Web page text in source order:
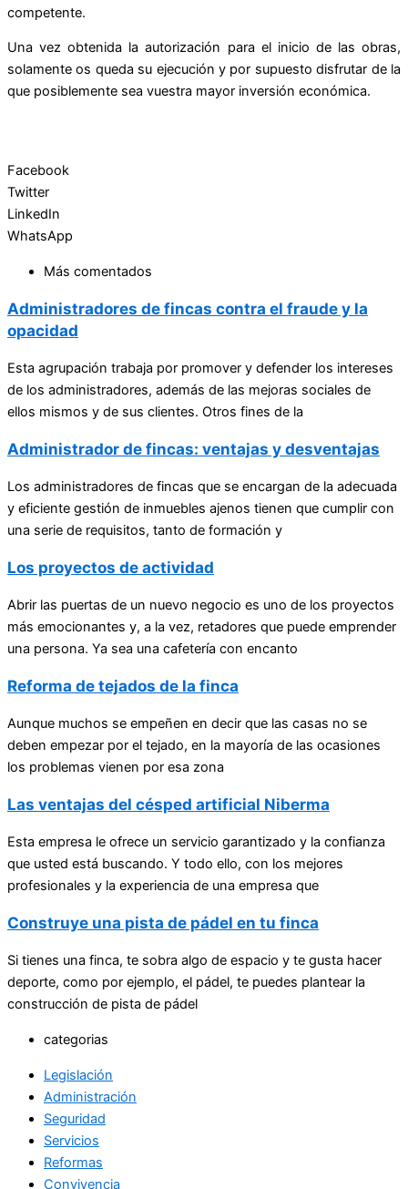
competente.
Una vez obtenida la autorización para el inicio de las obras,
solamente os queda su ejecución y por supuesto disfrutar de la
que posiblemente sea vuestra mayor inversión económica.
Facebook
Twitter
LinkedIn
WhatsApp
Más comentados
Administradores de fincas contra el fraude y la
opacidad
Esta agrupación trabaja por promover y defender los intereses
de los administradores, además de las mejoras sociales de
ellos mismos y de sus clientes. Otros fines de la
Administrador de fincas: ventajas y desventajas
Los administradores de fincas que se encargan de la adecuada
y eficiente gestión de inmuebles ajenos tienen que cumplir con
una serie de requisitos, tanto de formación y
Los proyectos de actividad
Abrir las puertas de un nuevo negocio es uno de los proyectos
más emocionantes y, a la vez, retadores que puede emprender
una persona. Ya sea una cafetería con encanto
Reforma de tejados de la finca
Aunque muchos se empeñen en decir que las casas no se
deben empezar por el tejado, en la mayoría de las ocasiones
los problemas vienen por esa zona
Las ventajas del césped artificial Niberma
Esta empresa le ofrece un servicio garantizado y la confianza
que usted está buscando. Y todo ello, con los mejores
profesionales y la experiencia de una empresa que
Construye una pista de pádel en tu finca
Si tienes una finca, te sobra algo de espacio y te gusta hacer
deporte, como por ejemplo, el pádel, te puedes plantear la
construcción de pista de pádel
categorias
Legislación
Administración
Seguridad
Servicios
Reformas
Convivencia